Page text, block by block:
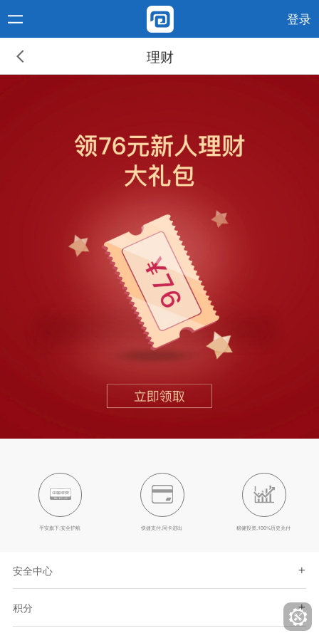
登录
理财
平安旗下,安全护航 快捷支付,同卡进出 稳健投资,100%历史兑付
安全中心
自助冻结
积分